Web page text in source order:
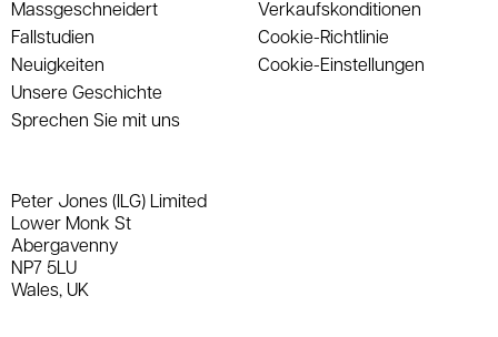
Massgeschneidert
Fallstudien
Neuigkeiten
Unsere Geschichte
Sprechen Sie mit uns
Verkaufskonditionen
Cookie-Richtlinie
Cookie-Einstellungen
Peter Jones (ILG) Limited
Lower Monk St
Abergavenny
NP7 5LU
Wales, UK